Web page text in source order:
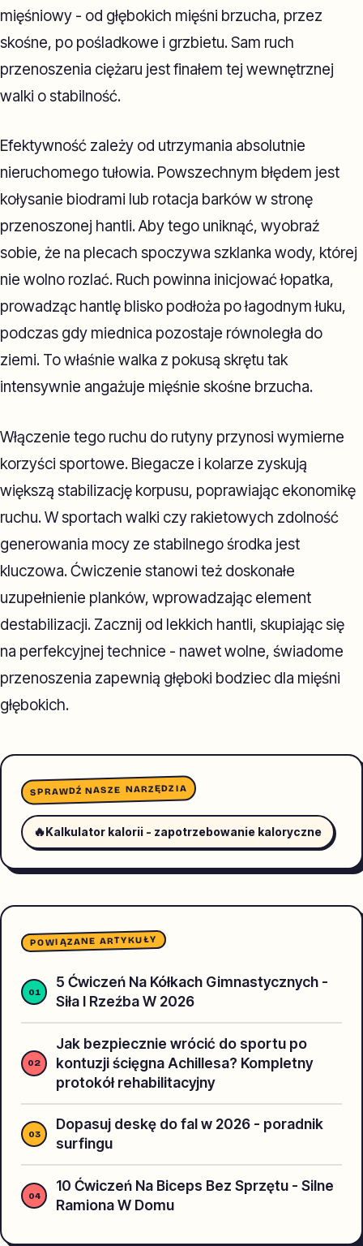
mięśniowy - od głębokich mięśni brzucha, przez
skośne, po pośladkowe i grzbietu. Sam ruch
przenoszenia ciężaru jest finałem tej wewnętrznej
walki o stabilność.
Efektywność zależy od utrzymania absolutnie
nieruchomego tułowia. Powszechnym błędem jest
kołysanie biodrami lub rotacja barków w stronę
przenoszonej hantli. Aby tego uniknąć, wyobraź
sobie, że na plecach spoczywa szklanka wody, której
nie wolno rozlać. Ruch powinna inicjować łopatka,
prowadząc hantlę blisko podłoża po łagodnym łuku,
podczas gdy miednica pozostaje równoległa do
ziemi. To właśnie walka z pokusą skrętu tak
intensywnie angażuje mięśnie skośne brzucha.
Włączenie tego ruchu do rutyny przynosi wymierne
korzyści sportowe. Biegacze i kolarze zyskują
większą stabilizację korpusu, poprawiając ekonomikę
ruchu. W sportach walki czy rakietowych zdolność
generowania mocy ze stabilnego środka jest
kluczowa. Ćwiczenie stanowi też doskonałe
uzupełnienie planków, wprowadzając element
destabilizacji. Zacznij od lekkich hantli, skupiając się
na perfekcyjnej technice - nawet wolne, świadome
przenoszenia zapewnią głęboki bodziec dla mięśni
głębokich.
SPRAWDŹ NASZE NARZĘDZIA
🔥Kalkulator kalorii - zapotrzebowanie kaloryczne
POWIĄZANE ARTYKUŁY
5 Ćwiczeń Na Kółkach Gimnastycznych -
Siła I Rzeźba W 2026
Jak bezpiecznie wrócić do sportu po
kontuzji ścięgna Achillesa? Kompletny
protokół rehabilitacyjny
Dopasuj deskę do fal w 2026 - poradnik
surfingu
10 Ćwiczeń Na Biceps Bez Sprzętu - Silne
Ramiona W Domu